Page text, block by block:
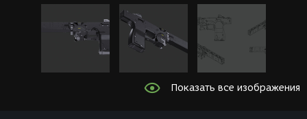
Показать все изображения